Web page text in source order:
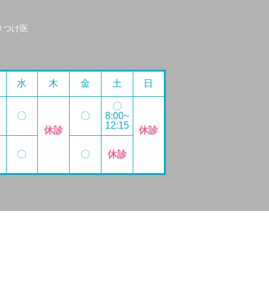
つけ医
水 木 金 土 日
〇
休診
〇
〇
8:00~
12:15
休診
〇 〇 休診